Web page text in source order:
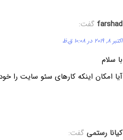
farshad گفت:
اکتبر 8, 2019 در 10:08 ق.ظ
با سلام
آیا امکان اینکه کارهای سئو سایت را
کیانا رستمی گفت: